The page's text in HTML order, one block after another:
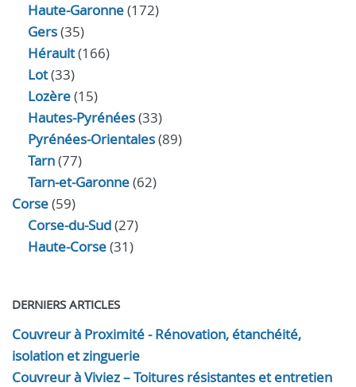
Haute-Garonne(172)
Gers(35)
Hérault(166)
Lot(33)
Lozère(15)
Hautes-Pyrénées(33)
Pyrénées-Orientales(89)
Tarn(77)
Tarn-et-Garonne(62)
Corse(59)
Corse-du-Sud(27)
Haute-Corse(31)
DERNIERS ARTICLES
Couvreur à Proximité - Rénovation, étanchéité,
isolation et zinguerie
Couvreur à Viviez – Toitures résistantes et entretien